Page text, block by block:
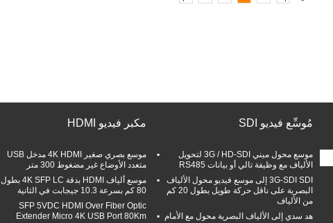
مكبر فيديو HDMI
موسع بصري صغير 4K HDMI مدخل USB
متعدد الأوضاع غير مضغوط 300 متر
موسع ألياف HDMI بدقة 4K SFP LC بطول
80 كم بسرعة 10.3 جيجابت في الثانية
SFP 5VDC HDMI Over Fiber Optic
Extender Micro 4K USB Port 80Km
مُوسِّع فيديو SDI
موسع محول ميني 3G / HD-SDI لتحويل
الألياف مع وظيفة تالي أو بيانات RS485
3G-SDI SDI إلى موسع فيديو محول الألياف
البصرية على ناقل حركة طويل بطول 20 كم
من الألياف
هد سدي إلى الألياف البصرية محول مع الأمام